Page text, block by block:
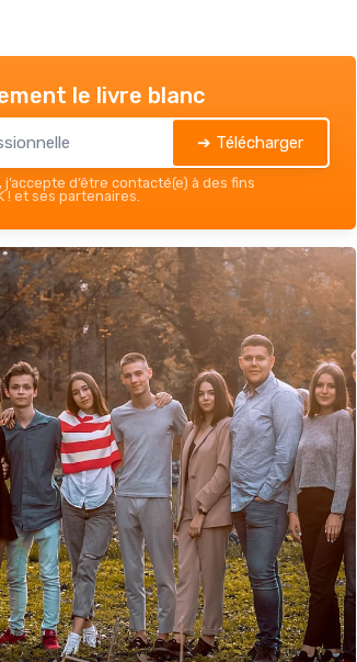
le livre blanc
➔ Télécharger
d’être contacté(e) à des fins
! et ses partenaires.